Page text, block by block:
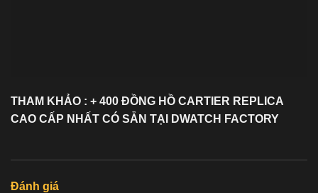
THAM KHẢO : + 400 ĐỒNG HỒ CARTIER REPLICA
CAO CẤP NHẤT CÓ SẴN TẠI DWATCH FACTORY
Đánh giá